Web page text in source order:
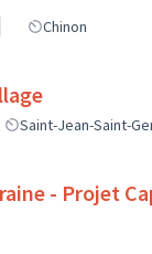
Chinon
Saint-Jean-Saint-
- Projet